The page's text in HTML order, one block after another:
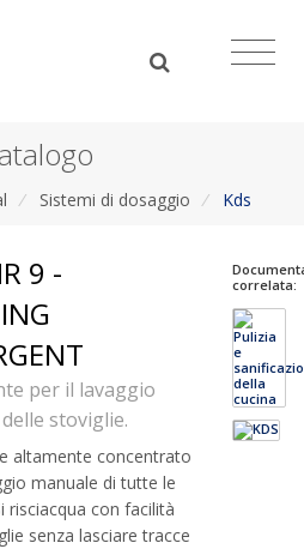
/ Sistemi di dosaggio / Kds
9 -
per il lavaggio
stoviglie.
altamente concentrato
manuale di tutte le
risciacqua con facilità
senza lasciare tracce
correlata: